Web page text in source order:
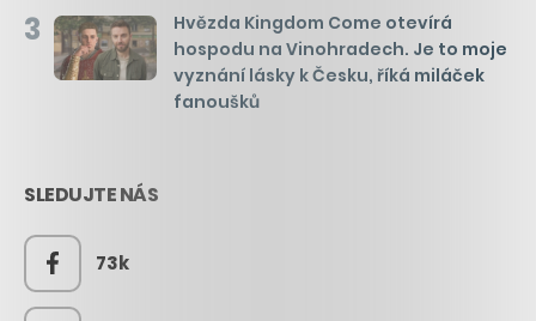
3
Hvězda Kingdom Come otevírá
hospodu na Vinohradech. Je to moje
vyznání lásky k Česku, říká miláček
fanoušků
SLEDUJTE NÁS
73k